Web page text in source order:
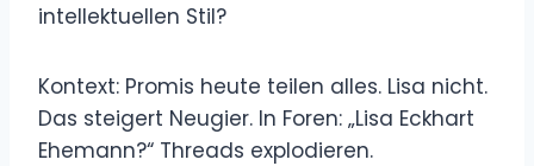
intellektuellen Stil?
Kontext: Promis heute teilen alles. Lisa nicht.
Das steigert Neugier. In Foren: „Lisa Eckhart
Ehemann?“ Threads explodieren.